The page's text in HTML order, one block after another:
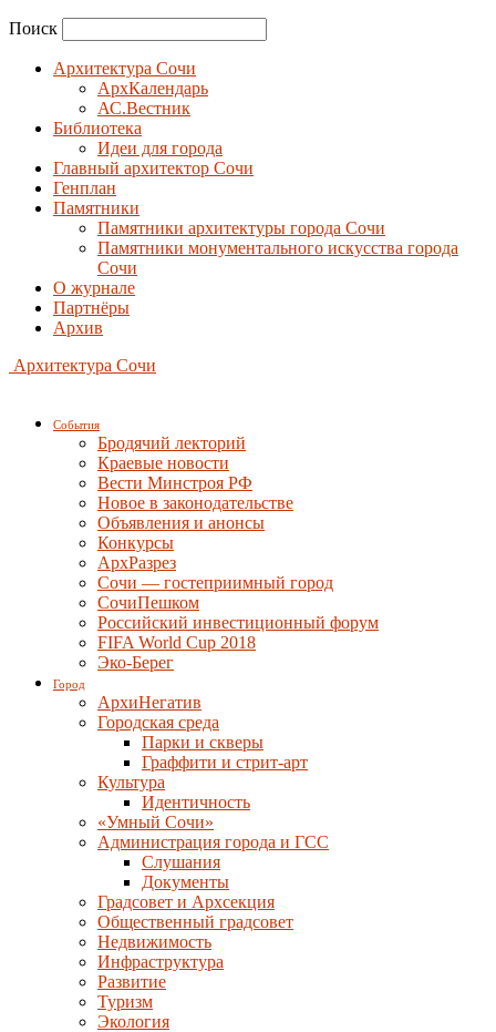
Поиск
Архитектура Сочи
АрхКалендарь
АС.Вестник
Библиотека
Идеи для города
Главный архитектор Сочи
Генплан
Памятники
Памятники архитектуры города Сочи
Памятники монументального искусства города
Сочи
О журнале
Партнёры
Архив
Архитектура Сочи
События
Бродячий лекторий
Краевые новости
Вести Минстроя РФ
Новое в законодательстве
Объявления и анонсы
Конкурсы
АрхРазрез
Сочи — гостеприимный город
СочиПешком
Российский инвестиционный форум
FIFA World Cup 2018
Эко-Берег
Город
АрхиНегатив
Городская среда
Парки и скверы
Граффити и стрит-арт
Культура
Идентичность
«Умный Сочи»
Администрация города и ГСС
Слушания
Документы
Градсовет и Архсекция
Общественный градсовет
Недвижимость
Инфраструктура
Развитие
Туризм
Экология